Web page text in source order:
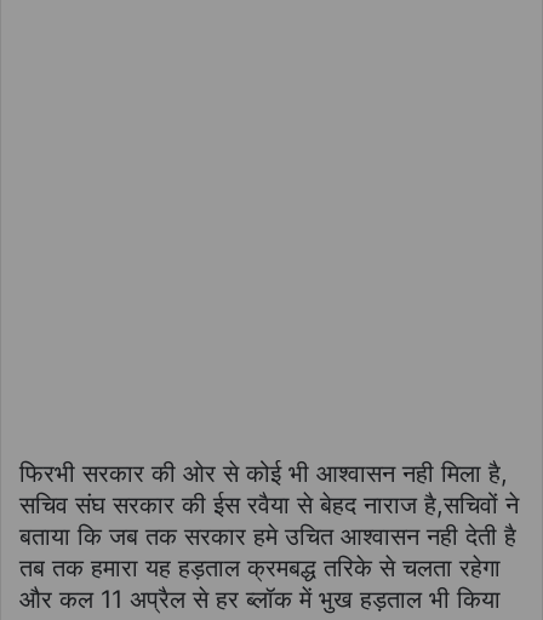
फिरभी सरकार की ओर से कोई भी आश्वासन नही मिला है,
सचिव संघ सरकार की ईस रवैया से बेहद नाराज है,सचिवों ने
बताया कि जब तक सरकार हमे उचित आश्वासन नही देती है
तब तक हमारा यह हड़ताल क्रमबद्ध तरिके से चलता रहेगा
और कल 11 अप्रैल से हर ब्लॉक में भुख हड़ताल भी किया